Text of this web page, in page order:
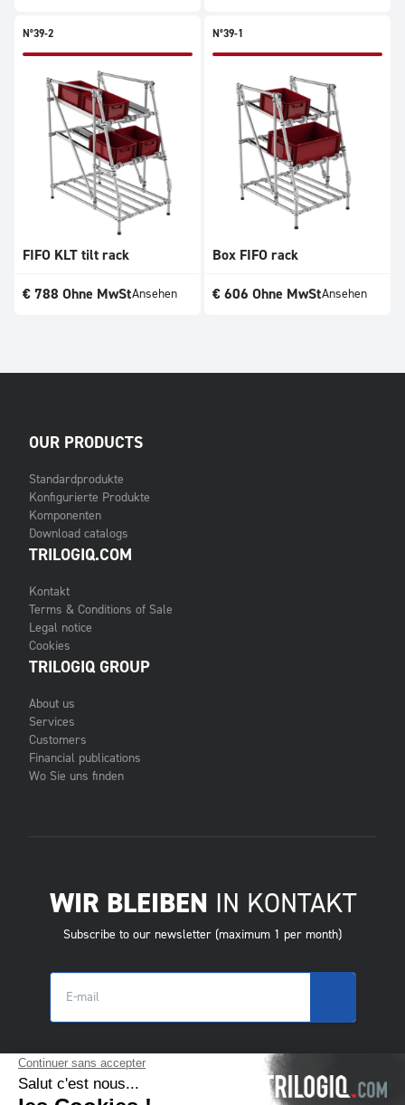
N°39-2
FIFO KLT tilt rack
€ 788 Ohne MwStAnsehen
N°39-1
Box FIFO rack
€ 606 Ohne MwStAnsehen
OUR PRODUCTS
Standardprodukte
Konfigurierte Produkte
Komponenten
Download catalogs
TRILOGIQ.COM
Kontakt
Terms & Conditions of Sale
Legal notice
Cookies
TRILOGIQ GROUP
About us
Services
Customers
Financial publications
Wo Sie uns finden
WIR BLEIBEN IN KONTAKT
Subscribe to our newsletter (maximum 1 per month)